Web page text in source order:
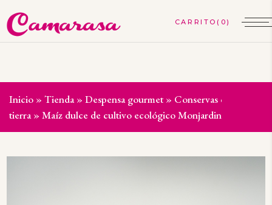
(0)
Inicio » Tienda» Despensa gourmet» Conservas de la
tierra» Maíz dulce de cultivo ecológico Monjardin